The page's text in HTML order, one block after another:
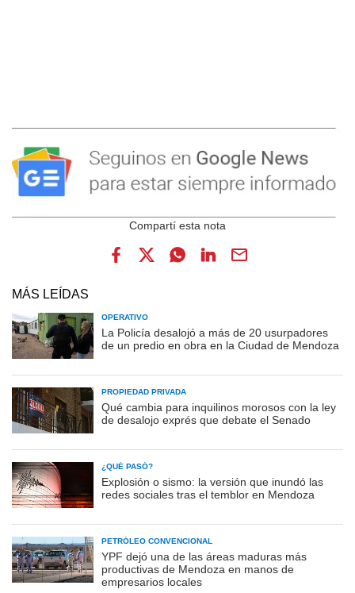
MÁS LEÍDAS
OPERATIVO
La Policía desalojó a más de 20 usurpadores
de un predio en obra en la Ciudad de Mendoza
PROPIEDAD PRIVADA
Qué cambia para inquilinos morosos con la ley
de desalojo exprés que debate el Senado
¿QUÉ PASÓ?
Explosión o sismo: la versión que inundó las
redes sociales tras el temblor en Mendoza
PETRÓLEO CONVENCIONAL
YPF dejó una de las áreas maduras más
productivas de Mendoza en manos de
empresarios locales